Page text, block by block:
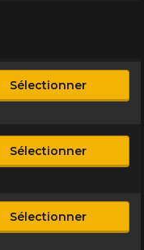
Sélectionner
Sélectionner
Sélectionner